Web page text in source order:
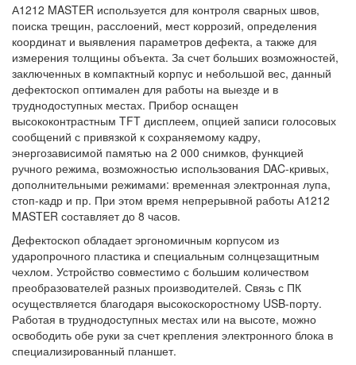
А1212 MASTER используется для контроля сварных швов,
поиска трещин, расслоений, мест коррозий, определения
координат и выявления параметров дефекта, а также для
измерения толщины объекта. За счет больших возможностей,
заключенных в компактный корпус и небольшой вес, данный
дефектоскоп оптимален для работы на выезде и в
труднодоступных местах. Прибор оснащен
высококонтрастным TFT дисплеем, опцией записи голосовых
сообщений с привязкой к сохраняемому кадру,
энергозависимой памятью на 2 000 снимков, функцией
ручного режима, возможностью использования DAC-кривых,
дополнительными режимами: временная электронная лупа,
стоп-кадр и пр. При этом время непрерывной работы А1212
MASTER составляет до 8 часов.
Дефектоскоп обладает эргономичным корпусом из
ударопрочного пластика и специальным солнцезащитным
чехлом. Устройство совместимо с большим количеством
преобразователей разных производителей. Связь с ПК
осуществляется благодаря высокоскоростному USB-порту.
Работая в труднодоступных местах или на высоте, можно
освободить обе руки за счет крепления электронного блока в
специализированный планшет.